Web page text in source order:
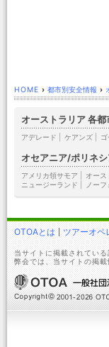
HOME › 都市別安全情報 ›
オーストラリア 各都
アデレード ケアンズ
オセアニア/ポリネ
アメリカ領サモア オース
ニュージーランド
ノー
OTOAとは ツアーオペ
当サイトに掲載されてい
弊会では、当サイトの掲